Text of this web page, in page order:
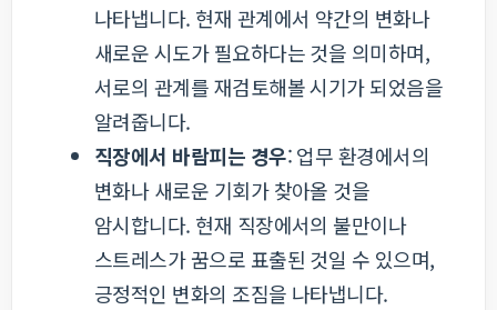
나타냅니다. 현재 관계에서 약간의 변화나
새로운 시도가 필요하다는 것을 의미하며,
서로의 관계를 재검토해볼 시기가 되었음을
알려줍니다.
직장에서 바람피는 경우: 업무 환경에서의
변화나 새로운 기회가 찾아올 것을
암시합니다. 현재 직장에서의 불만이나
스트레스가 꿈으로 표출된 것일 수 있으며,
긍정적인 변화의 조짐을 나타냅니다.